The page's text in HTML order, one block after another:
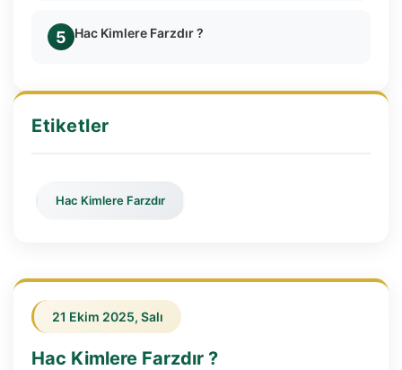
21 Ekim 2025, Salı
Hac Kimlere Farzdır ?
5 Hac Kimlere Farzdır ?
Etiketler
Hac Kimlere Farzdır